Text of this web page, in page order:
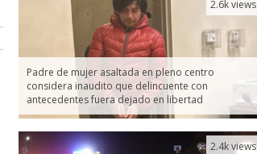
Padre de mujer asaltada en pleno centro
considera inaudito que delincuente con
antecedentes fuera dejado en libertad
2.6k views
2.4k views